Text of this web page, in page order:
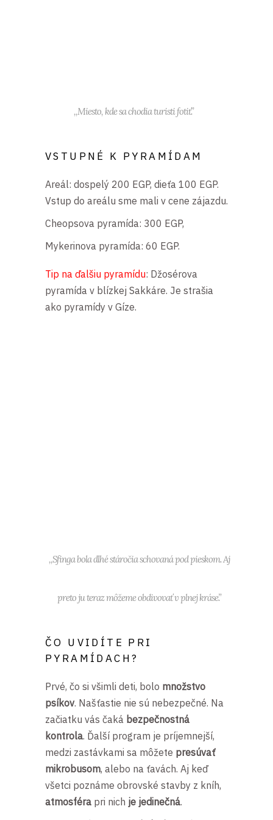
,,Miesto, kde sa chodia turisti fotiť.”
VSTUPNÉ K PYRAMÍDAM
Areál: dospelý 200 EGP, dieťa 100 EGP.
Vstup do areálu sme mali v cene zájazdu.
Cheopsova pyramída: 300 EGP,
Mykerinova pyramída: 60 EGP.
Tip na ďalšiu pyramídu: Džosérova
pyramída v blízkej Sakkáre. Je strašia
ako pyramídy v Gíze.
,,Sfinga bola dlhé stáročia schovaná pod pieskom. Aj
preto ju teraz môžeme obdivovať v plnej kráse.”
ČO UVIDÍTE PRI
PYRAMÍDACH?
Prvé, čo si všimli deti, bolo množstvo
psíkov. Našťastie nie sú nebezpečné. Na
začiatku vás čaká bezpečnostná
kontrola. Ďalší program je príjemnejší,
medzi zastávkami sa môžete presúvať
mikrobusom, alebo na ťavách. Aj keď
všetci poznáme obrovské stavby z kníh,
atmosféra pri nich je jedinečná.